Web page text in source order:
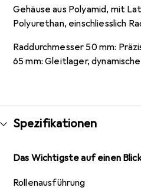
Gehäuse aus Polyamid, mit
Polyurethan, einschliesslich
Raddurchmesser 50 mm:
65 mm: Gleitlager,
Spezifikationen
Das Wichtigste auf einen
Rollenausführung